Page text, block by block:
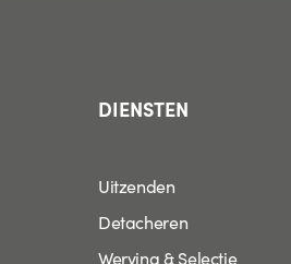
DIENSTEN
Uitzenden
Detacheren
Werving & Selectie